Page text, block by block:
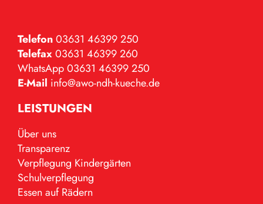
Telefon03631 46399 250
Telefax03631 46399 260
WhatsApp 03631 46399 250
E-Mail info@awo-ndh-kueche.de
LEISTUNGEN
Über uns
Transparenz
Verpflegung Kindergärten
Schulverpflegung
Essen auf Rädern